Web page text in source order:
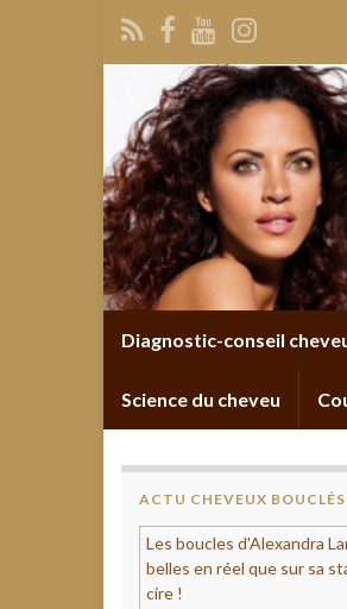
Diagnostic-conseil
Science du cheveu
ACTU CHEVEUX BOUCLÉS
Les boucles d'Alexandra
belles en réel que sur sa
cire !